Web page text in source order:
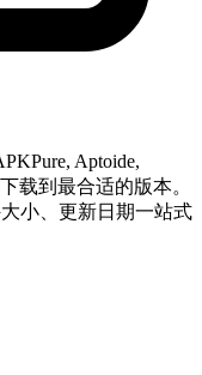
Aptoide,
载到最合适的版本。
小、更新日期一站式